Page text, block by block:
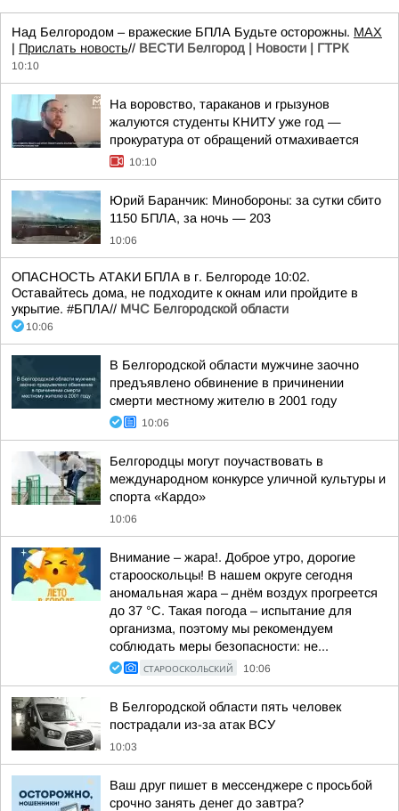
Над Белгородом – вражеские БПЛА Будьте осторожны. МАХ
| Прислать новость// ВЕСТИ Белгород | Новости | ГТРК
10:10
На воровство, тараканов и грызунов
жалуются студенты КНИТУ уже год —
прокуратура от обращений отмахивается
10:10
Юрий Баранчик: Минобороны: за сутки сбито
1150 БПЛА, за ночь — 203
10:06
ОПАСНОСТЬ АТАКИ БПЛА в г. Белгороде 10:02.
Оставайтесь дома, не подходите к окнам или пройдите в
укрытие. #БПЛА// МЧС Белгородской области
10:06
В Белгородской области мужчине заочно
предъявлено обвинение в причинении
смерти местному жителю в 2001 году
10:06
Белгородцы могут поучаствовать в
международном конкурсе уличной культуры и
спорта «Кардо»
10:06
Внимание – жара!. Доброе утро, дорогие
старооскольцы! В нашем округе сегодня
аномальная жара – днём воздух прогреется
до 37 °C. Такая погода – испытание для
организма, поэтому мы рекомендуем
соблюдать меры безопасности: не...
СТАРООСКОЛЬСКИЙ 10:06
В Белгородской области пять человек
пострадали из-за атак ВСУ
10:03
Ваш друг пишет в мессенджере с просьбой
срочно занять денег до завтра?